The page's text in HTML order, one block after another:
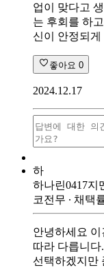
업이 맞다고
는 후회를 하
신이 안정되
좋아요 0
2024.12.17
하
하나린0417지
코전무 ∙ 채택
안녕하세요 이
따라 다릅니
선택하겠지만